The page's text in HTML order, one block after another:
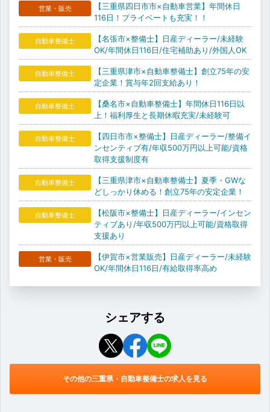
営業・販売
【三重県四日市市×自動車営業】年間休日
116日！プライベートも充実！！
自動車整備士
【名張市×整備士】日産ディーラー/未経験
OK/年間休日116日/住宅補助あり/外国人OK
自動車整備士
【三重県津市×自動車整備士】創立75年の安
定企業！賞与年2回支給あり！
自動車整備士
【桑名市×自動車整備士】年間休日116日以
上！福利厚生と長期休暇充実/未経験可
自動車整備士
【四日市市×整備士】日産ディーラー/整備イ
ンセンティブ有/年収500万円以上可能/資格
取得支援制度有
自動車整備士
【三重県津市×自動車整備士】夏季・GWな
どしっかり休める！創立75年の安定企業！
自動車整備士
【松阪市×整備士】日産ディーラー/インセン
ティブあり/年収500万円以上可能/資格取得
支援あり
営業・販売
【伊賀市×営業販売】日産ディーラー/未経験
OK/年間休日116日/有給取得率高め
シェアする
その他の三重県・自動車整備士の求人を見る